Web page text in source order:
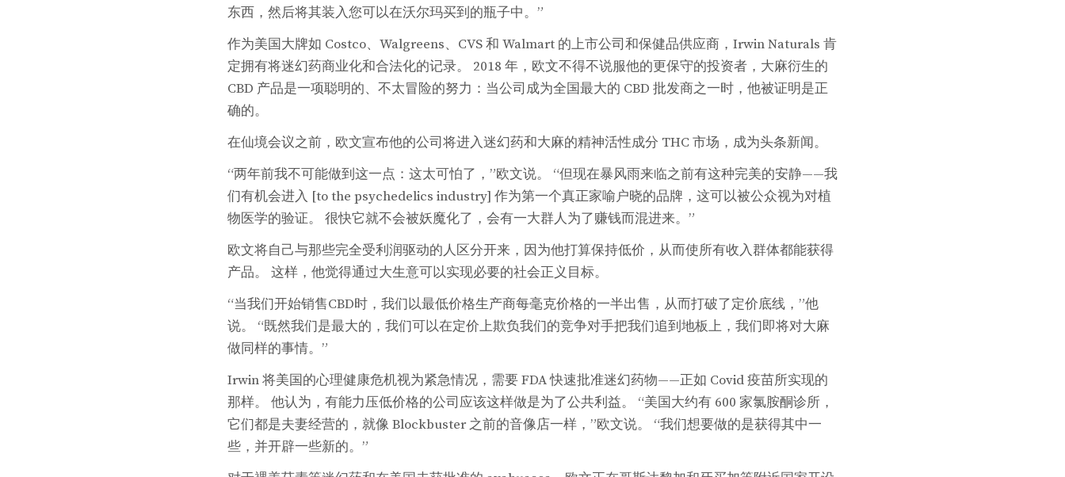
东西，然后将其装入您可以在沃尔玛买到的瓶子中。”
作为美国大牌如 Costco、Walgreens、CVS 和 Walmart 的上市公司和保健品供应商，Irwin Naturals 肯
定拥有将迷幻药商业化和合法化的记录。 2018 年，欧文不得不说服他的更保守的投资者，大麻衍生的
CBD 产品是一项聪明的、不太冒险的努力：当公司成为全国最大的 CBD 批发商之一时，他被证明是正
确的。
在仙境会议之前，欧文宣布他的公司将进入迷幻药和大麻的精神活性成分 THC 市场，成为头条新闻。
“两年前我不可能做到这一点：这太可怕了，”欧文说。 “但现在暴风雨来临之前有这种完美的安静——我
们有机会进入 [to the psychedelics industry] 作为第一个真正家喻户晓的品牌，这可以被公众视为对植
物医学的验证。 很快它就不会被妖魔化了，会有一大群人为了赚钱而混进来。”
欧文将自己与那些完全受利润驱动的人区分开来，因为他打算保持低价，从而使所有收入群体都能获得
产品。 这样，他觉得通过大生意可以实现必要的社会正义目标。
“当我们开始销售CBD时，我们以最低价格生产商每毫克价格的一半出售，从而打破了定价底线，”他
说。 “既然我们是最大的，我们可以在定价上欺负我们的竞争对手把我们追到地板上，我们即将对大麻
做同样的事情。”
Irwin 将美国的心理健康危机视为紧急情况，需要 FDA 快速批准迷幻药物——正如 Covid 疫苗所实现的
那样。 他认为，有能力压低价格的公司应该这样做是为了公共利益。 “美国大约有 600 家氯胺酮诊所，
它们都是夫妻经营的，就像 Blockbuster 之前的音像店一样，”欧文说。 “我们想要做的是获得其中一
些，并开辟一些新的。”